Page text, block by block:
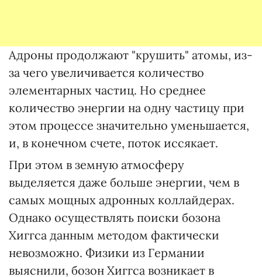
Адроны продолжают "крушить" атомы, из-
за чего увеличивается количество
элементарных частиц. Но среднее
количество энергии на одну частицу при
этом процессе значительно уменьшается,
и, в конечном счете, поток иссякает.
При этом в земную атмосферу
выделяется даже больше энергии, чем в
самых мощных адронных коллайдерах.
Однако осуществлять поиски бозона
Хиггса данным методом фактически
невозможно. Физики из Германии
выяснили, бозон Хиггса возникает в